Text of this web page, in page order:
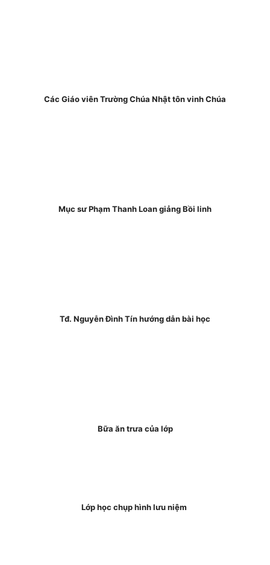
Các Giáo viên Trường Chúa Nhật tôn vinh Chúa
Mục sư Phạm Thanh Loan giảng Bồi linh
Tđ. Nguyễn Đình Tín hướng dẫn bài học
Bữa ăn trưa của lớp
Lớp học chụp hình lưu niệm